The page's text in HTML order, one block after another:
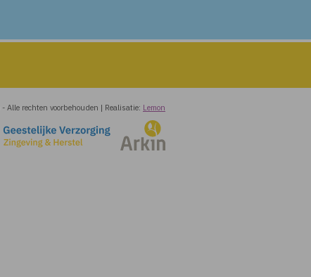
- Alle rechten voorbehouden | Realisatie: Lemon